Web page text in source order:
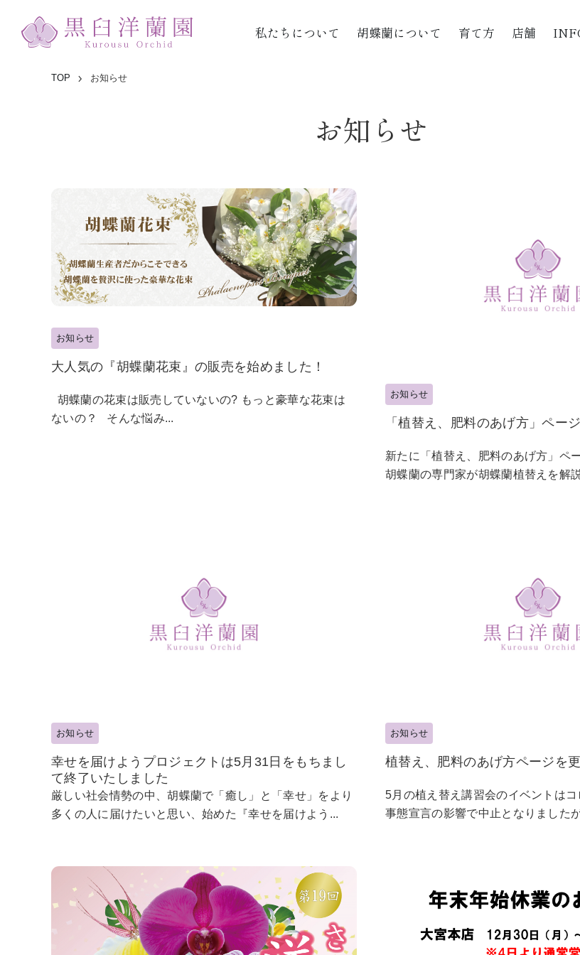
私たちについて 胡蝶蘭について 育て方 店舗
TOP お知らせ
お知らせ
お知らせ
大人気の『胡蝶蘭花束』の販売を始めました！
胡蝶蘭の花束は販売していないの? もっと豪華な花束は
ないの？ そんな悩み...
お知らせ
「植替え、肥料のあげ方」ペー
新たに「植替え、肥料のあげ方」ペ
胡蝶蘭の専門家が胡蝶蘭植替えを解
お知らせ
幸せを届けようプロジェクトは5月31日をもちまし
て終了いたしました
厳しい社会情勢の中、胡蝶蘭で「癒し」と「幸せ」をより
多くの人に届けたいと思い、始めた『幸せを届けよう...
お知らせ
植替え、肥料のあげ方ページを
5月の植え替え講習会のイベントは
事態宣言の影響で中止となりました